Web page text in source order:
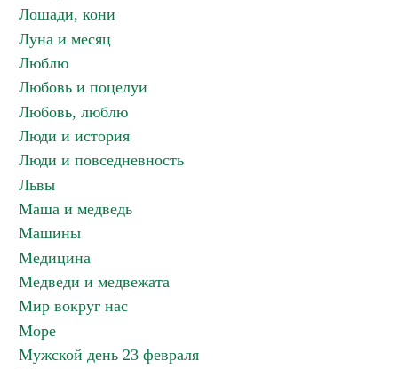
Лошади, кони
Луна и месяц
Люблю
Любовь и поцелуи
Любовь, люблю
Люди и история
Люди и повседневность
Львы
Маша и медведь
Машины
Медицина
Медведи и медвежата
Мир вокруг нас
Море
Мужской день 23 февраля